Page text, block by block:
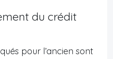
du crédit
pour l’ancien sont